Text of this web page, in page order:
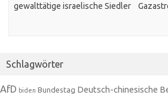
gewalttätige israelische Siedler
Schlagwörter
AfD biden Bundestag Deutsch-chinesische